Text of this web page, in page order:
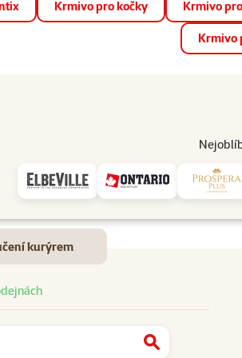
📱 Stáhněte si novou
Krmivo pro kočky Krmivo
Krmivo
Prodejny
kurýrem
Najít